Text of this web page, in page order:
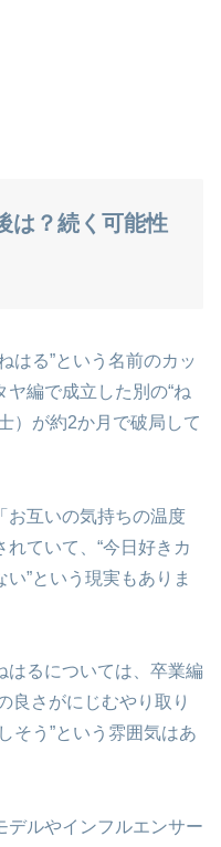
は？続く可能性
はる”という名前のカッ
編で成立した別の“ね
）が約2か月で破局して
お互いの気持ちの温度
ていて、“今日好きカ
”という現実もありま
はるについては、卒業編
良さがにじむやり取り
そう”という雰囲気はあ
デルやインフルエンサー